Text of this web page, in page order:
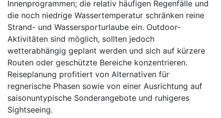
Innenprogrammen; die relativ häufigen Regenfälle und
die noch niedrige Wassertemperatur schränken reine
Strand- und Wassersporturlaube ein. Outdoor-
Aktivitäten sind möglich, sollten jedoch
wetterabhängig geplant werden und sich auf kürzere
Routen oder geschützte Bereiche konzentrieren.
Reiseplanung profitiert von Alternativen für
regnerische Phasen sowie von einer Ausrichtung auf
saisonuntypische Sonderangebote und ruhigeres
Sightseeing.